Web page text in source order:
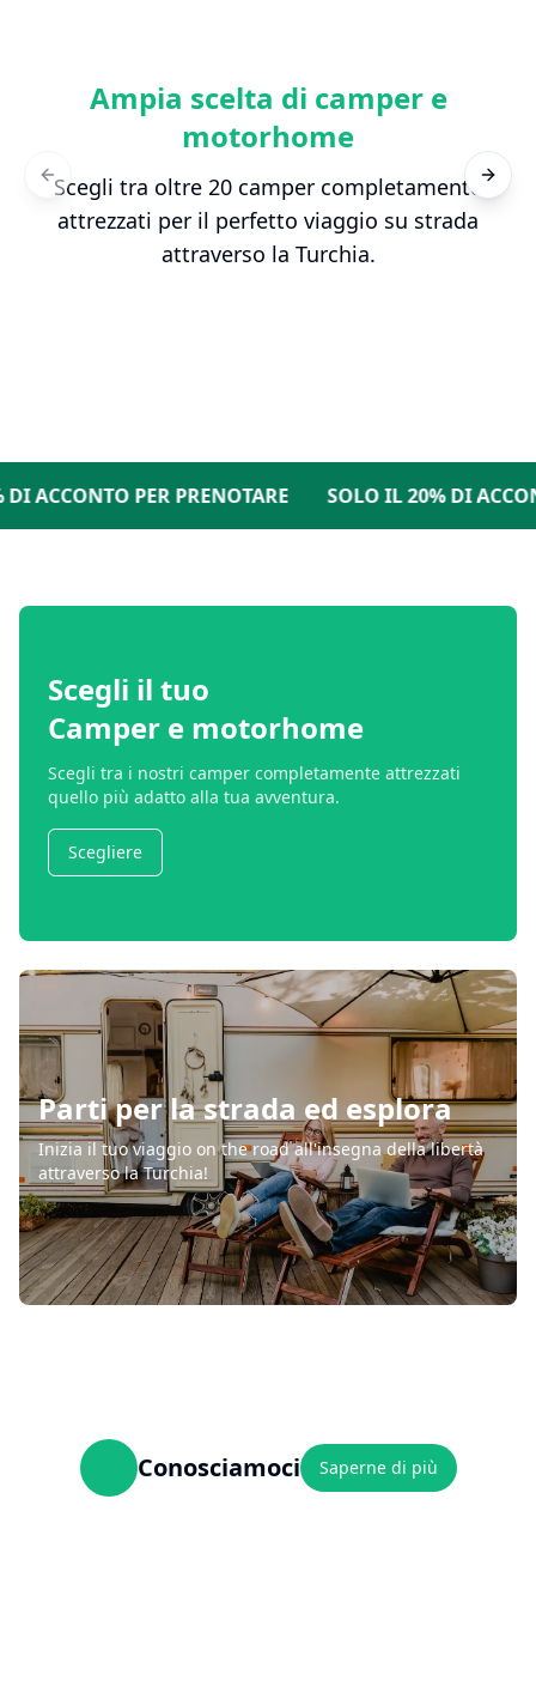
Ampia scelta di camper e
motorhome
Scegli tra oltre 20 camper completamente
attrezzati per il perfetto viaggio su strada
attraverso la Turchia.
Previous slide Next
PER PRENOTARE SOLO IL 20% DI
Scegli il tuo
Camper e motorhome
Scegli tra i nostri camper completamente attrezzati
quello più adatto alla tua avventura.
Scegliere
Parti per la strada ed esplora
Inizia il tuo viaggio on the road all'insegna della libertà
attraverso la Turchia!
Conosciamoci Saperne di più